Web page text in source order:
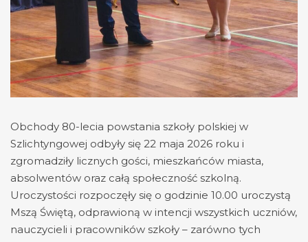
Obchody 80-lecia powstania szkoły polskiej w
Szlichtyngowej odbyły się 22 maja 2026 roku i
zgromadziły licznych gości, mieszkańców miasta,
absolwentów oraz całą społeczność szkolną.
Uroczystości rozpoczęły się o godzinie 10.00 uroczystą
Mszą Świętą, odprawioną w intencji wszystkich uczniów,
nauczycieli i pracowników szkoły – zarówno tych